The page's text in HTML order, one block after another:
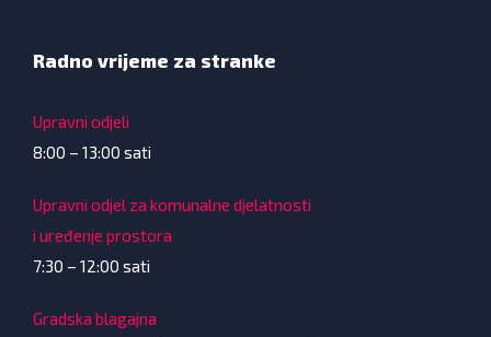
Radno vrijeme za stranke
Upravni odjeli
8:00 – 13:00 sati
Upravni odjel za komunalne djelatnosti
i uređenje prostora
7:30 – 12:00 sati
Gradska blagajna